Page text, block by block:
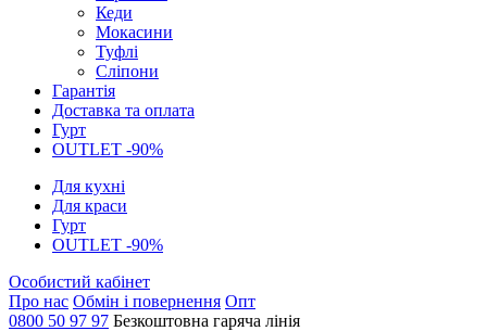
Кеди
Мокасини
Туфлі
Сліпони
Гарантія
Доставка та оплата
Гурт
OUTLET -90%
Для кухні
Для краси
Гурт
OUTLET -90%
Особистий кабінет
Про нас Обмін і повернення Опт
0800 50 97 97 Безкоштовна гаряча лінія